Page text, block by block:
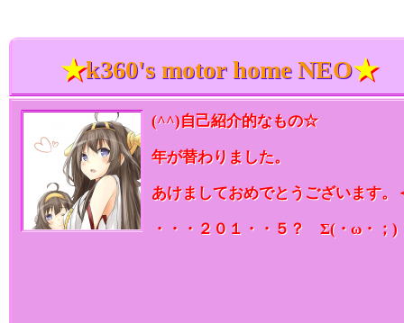
★k360's motor home NEO★
(^^)自己紹介的なもの☆
年が替わりました。
あけましておめでとうございます。
・・・２０１・・５？ Σ(・ω・；)